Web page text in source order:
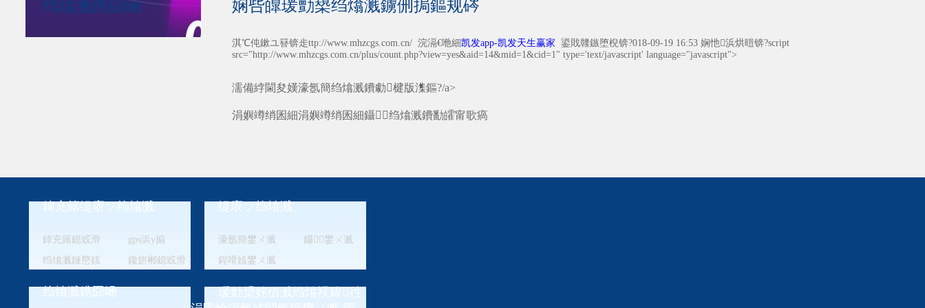
绉熻溅鎸囧崡 娴呰皥瑗勯槼绉熻溅鐪侀挶鏂规硶
淇℃伅鏉ユ簮锛歨ttp://www.mhzcgs.com.cn/ 浣滆€咃細凯发app-凯发天生赢家 鍙戝竷鏃堕棿锛?018-09-19 16:53 娴忚浜烘暟锛?script
src="http://www.mhzcgs.com.cn/plus/count.php?view=yes&aid=14&mid=1&cid=1" type='text/javascript' language="javascript">
濡備綍閫夋嫨濠氬簡绉熻溅鐨勮楗版潗鏂?/a>
涓嬩竴绡囷細涓嬩竴绡囷細鑷┚绉熻溅鐨勫皬甯歌瘑
鍏充簬缇庡ソ绉熻溅
鍏充簬鎴戜滑
gps浜у搧
绉熻溅鏈嶅姟
鑱旂郴鎴戜滑
缇庡ソ绉熻溅
濠氬簡鐢ㄨ溅
鑷┚鐢ㄨ溅
鍟嗗姟鐢ㄨ溅
绉熻溅鎸囧崡
瑗勯槼姹借溅绉熻祦鍏徃